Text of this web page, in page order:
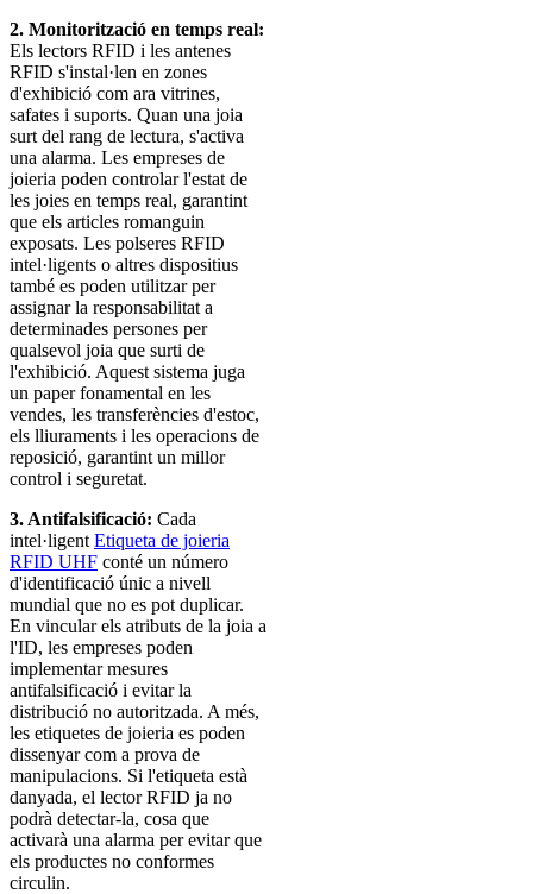
2. Monitorització en temps real:
Els lectors RFID i les antenes
RFID s'instal·len en zones
d'exhibició com ara vitrines,
safates i suports. Quan una joia
surt del rang de lectura, s'activa
una alarma. Les empreses de
joieria poden controlar l'estat de
les joies en temps real, garantint
que els articles romanguin
exposats. Les polseres RFID
intel·ligents o altres dispositius
també es poden utilitzar per
assignar la responsabilitat a
determinades persones per
qualsevol joia que surti de
l'exhibició. Aquest sistema juga
un paper fonamental en les
vendes, les transferències d'estoc,
els lliuraments i les operacions de
reposició, garantint un millor
control i seguretat.
3. Antifalsificació: Cada
intel·ligent Etiqueta de joieria
RFID UHF conté un número
d'identificació únic a nivell
mundial que no es pot duplicar.
En vincular els atributs de la joia a
l'ID, les empreses poden
implementar mesures
antifalsificació i evitar la
distribució no autoritzada. A més,
les etiquetes de joieria es poden
dissenyar com a prova de
manipulacions. Si l'etiqueta està
danyada, el lector RFID ja no
podrà detectar-la, cosa que
activarà una alarma per evitar que
els productes no conformes
circulin.